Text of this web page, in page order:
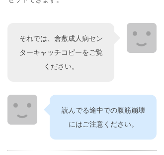
それでは、倉敷成人病セン
ターキャッチコピーをご覧
ください。
読んでる途中での腹筋崩壊
にはご注意ください。